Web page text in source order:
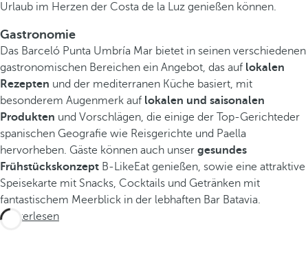
Urlaub im Herzen der Costa de la Luz genießen können.
Gastronomie
Das Barceló Punta Umbría Mar bietet in seinen verschiedenen
gastronomischen Bereichen ein Angebot, das auf lokalen
Rezepten und der mediterranen Küche basiert, mit
besonderem Augenmerk auf lokalen und saisonalen
Produkten und Vorschlägen, die einige der Top-Gerichteder
spanischen Geografie wie Reisgerichte und Paella
hervorheben. Gäste können auch unser gesundes
Frühstückskonzept B-LikeEat genießen, sowie eine attraktive
Speisekarte mit Snacks, Cocktails und Getränken mit
fantastischem Meerblick in der lebhaften Bar Batavia.
Weiterlesen